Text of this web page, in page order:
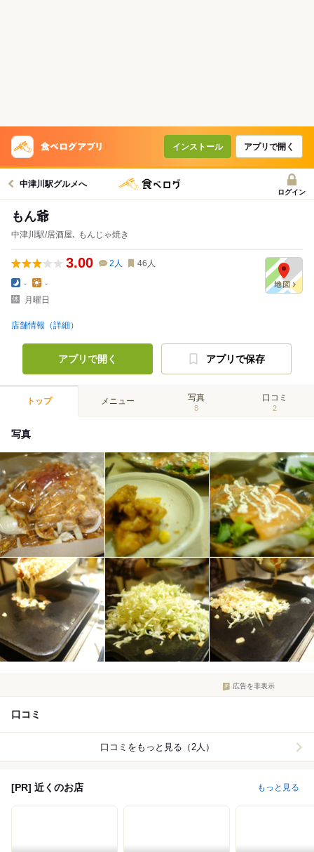
インストール アプリで開く
中津川駅グルメへ
ログイン
もん爺
中津川駅/居酒屋､ もんじゃ焼き
3.00 2 人 46 人
-
-
月曜日
店舗情報（詳細）
アプリで開く アプリで保存
トップ メニュー 写真
8
口コミ
2
写真
広告を非表示
口コミ
口コミをもっと見る（2人）
[PR] 近くのお店 もっと見る